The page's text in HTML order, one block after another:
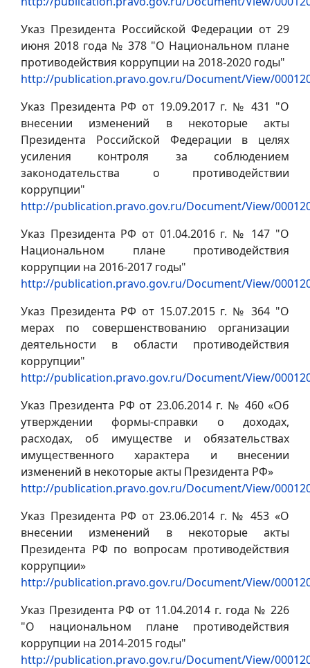
Указ Президента Российской Федерации от 29
июня 2018 года № 378 "О Национальном плане
противодействия коррупции на 2018-2020 годы"
http://publication.pravo.gov.ru/Document/View/
Указ Президента РФ от 19.09.2017 г. № 431 "О
внесении изменений в некоторые акты
Президента Российской Федерации в целях
усиления контроля за соблюдением
законодательства о противодействии
коррупции"
http://publication.pravo.gov.ru/Document/View/
Указ Президента РФ от 01.04.2016 г. № 147 "О
Национальном плане противодействия
коррупции на 2016-2017 годы"
http://publication.pravo.gov.ru/Document/View/
Указ Президента РФ от 15.07.2015 г. № 364 "О
мерах по совершенствованию организации
деятельности в области противодействия
коррупции"
http://publication.pravo.gov.ru/Document/View/
Указ Президента РФ от 23.06.2014 г. № 460 «Об
утверждении формы-справки о доходах,
расходах, об имуществе и обязательствах
имущественного характера и внесении
изменений в некоторые акты Президента РФ»
http://publication.pravo.gov.ru/Document/View/
Указ Президента РФ от 23.06.2014 г. № 453 «О
внесении изменений в некоторые акты
Президента РФ по вопросам противодействия
коррупции»
http://publication.pravo.gov.ru/Document/View/
Указ Президента РФ от 11.04.2014 г. года № 226
"О национальном плане противодействия
коррупции на 2014-2015 годы"
http://publication.pravo.gov.ru/Document/View/